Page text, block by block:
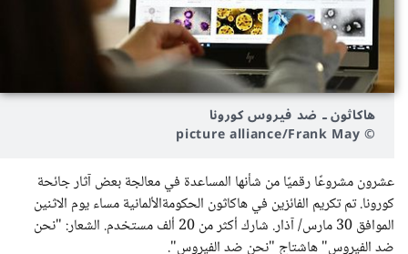
هاكاثون ـ ضد فيروس كورونا
© picture alliance/Frank May
عشرون مشروعًا رقميًا من شأنها المساعدة في معالجة بعض آثار جائحة
كورونا. تم تكريم الفائزين في هاكاثون الحكومةالألمانية مساء يوم الاثنين
الموافق 30 مارس/ آذار. شارك أكثر من 20 ألف مستخدم. الشعار: "نحن
ضد الفيروس" هاشتاج "نحن ضد الفيروس".